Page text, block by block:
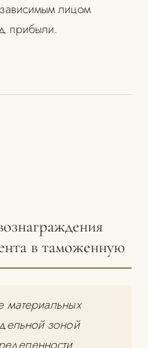
лицом
прибыли.
в таможенную
материальных
зоной